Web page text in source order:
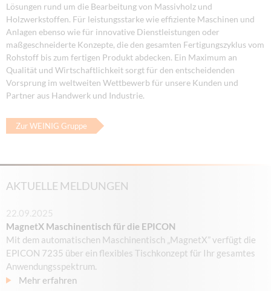
Lösungen rund um die Bearbeitung von Massivholz und
Holzwerkstoffen. Für leistungsstarke wie effiziente Maschinen und
Anlagen ebenso wie für innovative Dienstleistungen oder
maßgeschneiderte Konzepte, die den gesamten Fertigungszyklus vom
Rohstoff bis zum fertigen Produkt abdecken. Ein Maximum an
Qualität und Wirtschaftlichkeit sorgt für den entscheidenden
Vorsprung im weltweiten Wettbewerb für unsere Kunden und
Partner aus Handwerk und Industrie.
Zur WEINIG Gruppe
AKTUELLE MELDUNGEN
22.09.2025
MagnetX Maschinentisch für die EPICON
Mit dem automatischen Maschinentisch „MagnetX” verfügt die
EPICON 7235 über ein flexibles Tischkonzept für Ihr gesamtes
Anwendungsspektrum.
Mehr erfahren